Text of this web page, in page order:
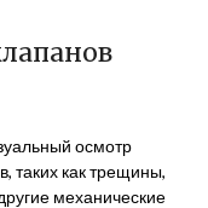
осмотр
таких как трещины,
механические